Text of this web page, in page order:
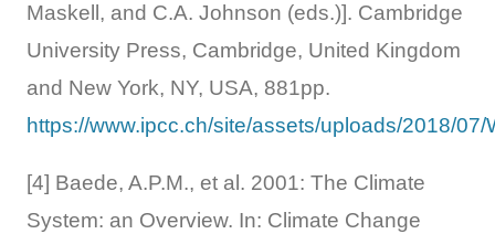
Maskell, and C.A. Johnson (eds.)]. Cambridge
University Press, Cambridge, United Kingdom
and New York, NY, USA, 881pp.
https://www.ipcc.ch/site/assets/uploads/2018/07/
[4] Baede, A.P.M., et al. 2001: The Climate
System: an Overview. In: Climate Change